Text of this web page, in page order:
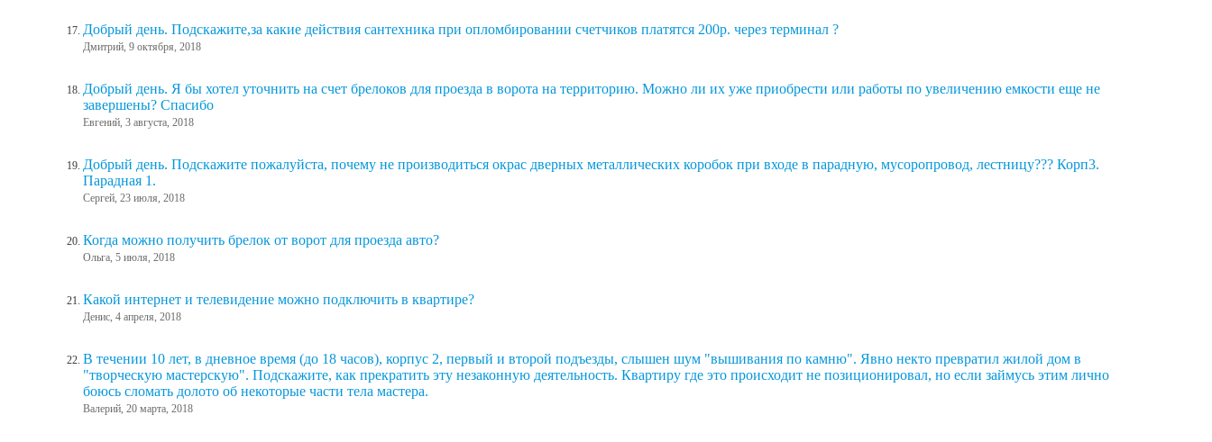
Добрый день. Подскажите,за какие действия сантехника при опломбировании счетчиков платятся 200р. через терминал ?
Дмитрий, 9 октября, 2018
Добрый день. Я бы хотел уточнить на счет брелоков для проезда в ворота на территорию. Можно ли их уже приобрести или работы по увеличению емкости еще не
завершены? Спасибо
Евгений, 3 августа, 2018
Добрый день. Подскажите пожалуйста, почему не производиться окрас дверных металлических коробок при входе в парадную, мусоропровод, лестницу??? Корп3.
Парадная 1.
Сергей, 23 июля, 2018
Когда можно получить брелок от ворот для проезда авто?
Ольга, 5 июля, 2018
Какой интернет и телевидение можно подключить в квартире?
Денис, 4 апреля, 2018
В течении 10 лет, в дневное время (до 18 часов), корпус 2, первый и второй подъезды, слышен шум "вышивания по камню". Явно некто превратил жилой дом в
"творческую мастерскую". Подскажите, как прекратить эту незаконную деятельность. Квартиру где это происходит не позиционировал, но если займусь этим лично
боюсь сломать долото об некоторые части тела мастера.
Валерий, 20 марта, 2018